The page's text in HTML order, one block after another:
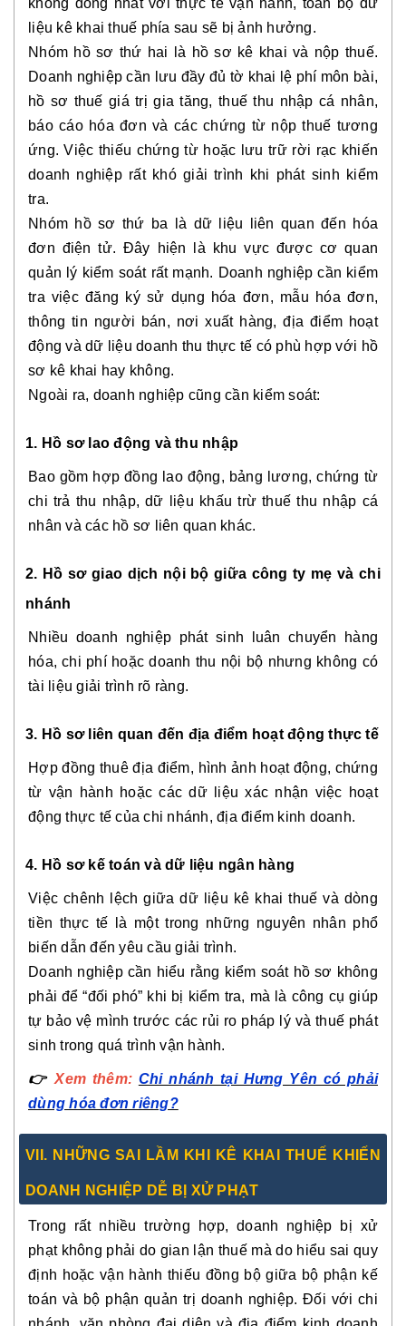
không đồng nhất với thực tế vận hành, toàn bộ dữ
liệu kê khai thuế phía sau sẽ bị ảnh hưởng.
Nhóm hồ sơ thứ hai là hồ sơ kê khai và nộp thuế.
Doanh nghiệp cần lưu đầy đủ tờ khai lệ phí môn bài,
hồ sơ thuế giá trị gia tăng, thuế thu nhập cá nhân,
báo cáo hóa đơn và các chứng từ nộp thuế tương
ứng. Việc thiếu chứng từ hoặc lưu trữ rời rạc khiến
doanh nghiệp rất khó giải trình khi phát sinh kiểm
tra.
Nhóm hồ sơ thứ ba là dữ liệu liên quan đến hóa
đơn điện tử. Đây hiện là khu vực được cơ quan
quản lý kiểm soát rất mạnh. Doanh nghiệp cần kiểm
tra việc đăng ký sử dụng hóa đơn, mẫu hóa đơn,
thông tin người bán, nơi xuất hàng, địa điểm hoạt
động và dữ liệu doanh thu thực tế có phù hợp với hồ
sơ kê khai hay không.
Ngoài ra, doanh nghiệp cũng cần kiểm soát:
1. Hồ sơ lao động và thu nhập
Bao gồm hợp đồng lao động, bảng lương, chứng từ
chi trả thu nhập, dữ liệu khấu trừ thuế thu nhập cá
nhân và các hồ sơ liên quan khác.
2. Hồ sơ giao dịch nội bộ giữa công ty mẹ và chi
nhánh
Nhiều doanh nghiệp phát sinh luân chuyển hàng
hóa, chi phí hoặc doanh thu nội bộ nhưng không có
tài liệu giải trình rõ ràng.
3. Hồ sơ liên quan đến địa điểm hoạt động thực tế
Hợp đồng thuê địa điểm, hình ảnh hoạt động, chứng
từ vận hành hoặc các dữ liệu xác nhận việc hoạt
động thực tế của chi nhánh, địa điểm kinh doanh.
4. Hồ sơ kế toán và dữ liệu ngân hàng
Việc chênh lệch giữa dữ liệu kê khai thuế và dòng
tiền thực tế là một trong những nguyên nhân phổ
biến dẫn đến yêu cầu giải trình.
Doanh nghiệp cần hiểu rằng kiểm soát hồ sơ không
phải để “đối phó” khi bị kiểm tra, mà là công cụ giúp
tự bảo vệ mình trước các rủi ro pháp lý và thuế phát
sinh trong quá trình vận hành.
👉Xem thêm: Chi nhánh tại Hưng Yên có phải
dùng hóa đơn riêng?
VII. NHỮNG SAI LẦM KHI KÊ KHAI THUẾ KHIẾN
DOANH NGHIỆP DỄ BỊ XỬ PHẠT
Trong rất nhiều trường hợp, doanh nghiệp bị xử
phạt không phải do gian lận thuế mà do hiểu sai quy
định hoặc vận hành thiếu đồng bộ giữa bộ phận kế
toán và bộ phận quản trị doanh nghiệp. Đối với chi